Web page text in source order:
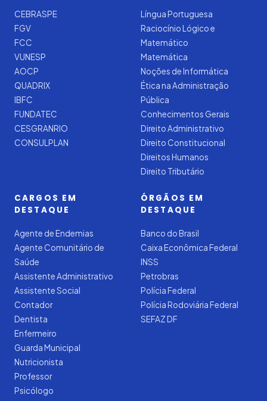
CEBRASPE
FGV
FCC
VUNESP
AOCP
QUADRIX
IBFC
FUNDATEC
CESGRANRIO
CONSULPLAN
Língua Portuguesa
Raciocínio Lógico e
Matemático
Matemática
Noções de Informática
Ética na Administração
Pública
Conhecimentos Gerais
Direito Administrativo
Direito Constitucional
Direitos Humanos
Direito Tributário
CARGOS EM
DESTAQUE
Agente de Endemias
Agente Comunitário de
Saúde
Assistente Administrativo
Assistente Social
Contador
Dentista
Enfermeiro
Guarda Municipal
Nutricionista
Professor
Psicólogo
ÓRGÃOS EM
DESTAQUE
Banco do Brasil
Caixa Econômica Federal
INSS
Petrobras
Polícia Federal
Polícia Rodoviária Federal
SEFAZ DF